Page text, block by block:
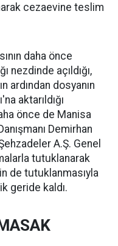
cezaevine teslim
daha önce
nezdinde açıldığı,
ardından dosyanın
aktarıldığı
önce de Manisa
Demirhan
A.Ş. Genel
tutuklanarak
de tutuklanmasıyla
geride kaldı.